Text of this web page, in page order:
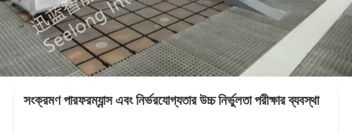
সংক্রমণ পারফরম্যান্স এবং নির্ভরযোগ্যতার উচ্চ নির্ভুলতা পরীক্ষার ব্যবস্থা